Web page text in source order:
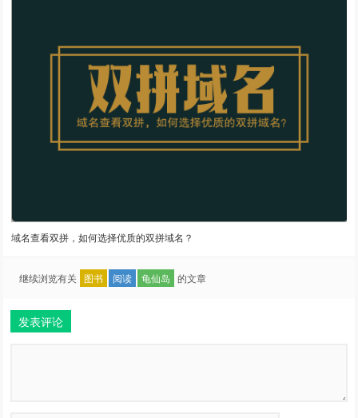
域名查看双拼，如何选择优质的双拼域名？
继续浏览有关 图书 阅读 龟仙岛 的文章
发表评论